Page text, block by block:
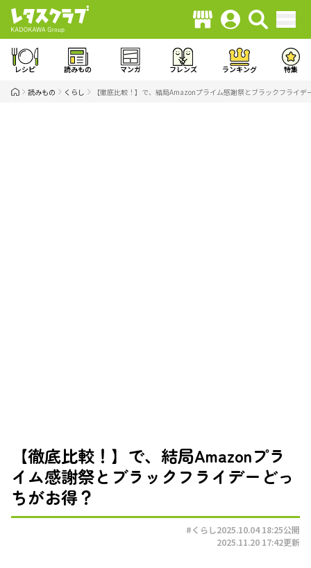
レシピ 読みもの マンガ フレンズ ランキング 特集
読みもの くらし 【徹底比較！】で、結局Amazonプライム感謝祭とブラックフライデ
【徹底比較！】で、結局Amazonプラ
イム感謝祭とブラックフライデーどっ
ちがお得？
#くらし2025.10.04 18:25公開
2025.11.20 17:42更新